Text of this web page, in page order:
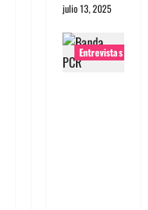
julio 13, 2025
Entrevistas